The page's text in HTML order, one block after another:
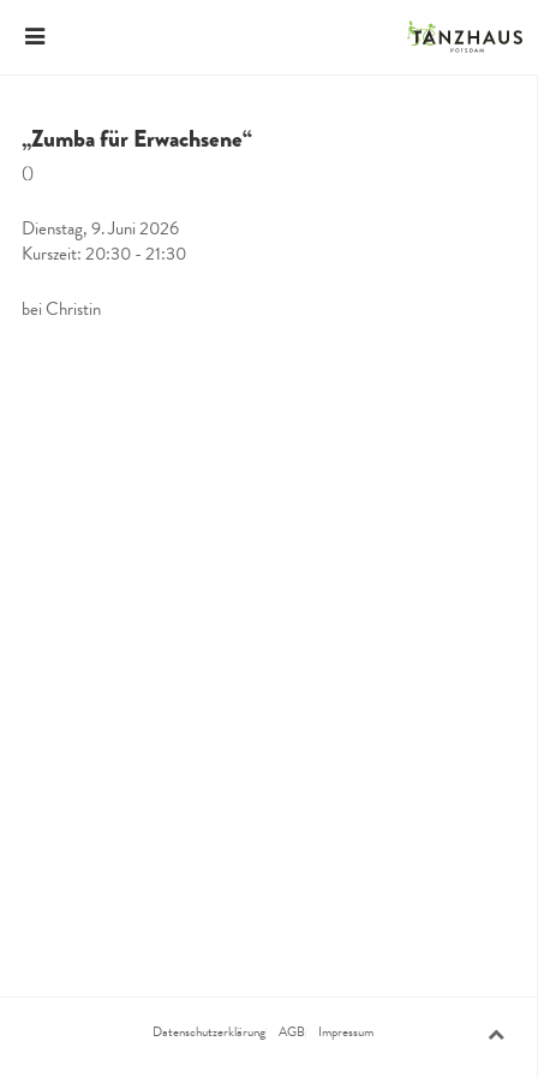
„Zumba für Erwachsene“
()
Dienstag, 9. Juni 2026
Kurszeit: 20:30 - 21:30
bei Christin
Datenschutzerklärung AGB Impressum